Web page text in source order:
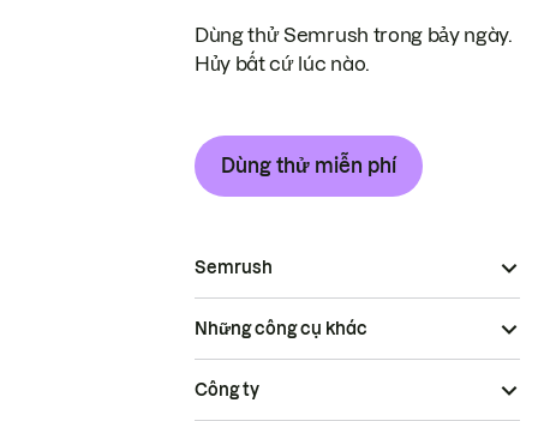
Dùng thử Semrush trong bảy ngày.
Hủy bất cứ lúc nào.
Dùng thử miễn phí
Semrush
Những công cụ khác
Công ty